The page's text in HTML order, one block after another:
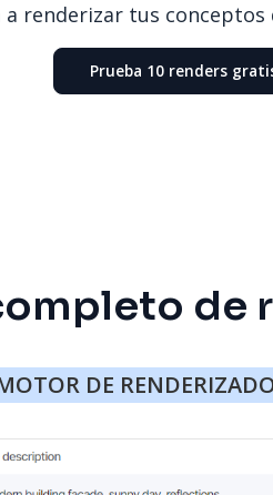
a renderizar tus conceptos
Prueba 10 renders
de
DE